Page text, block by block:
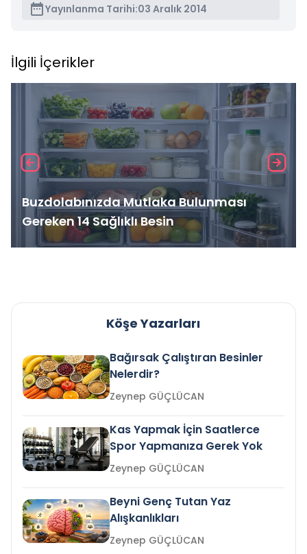
Yayınlanma Tarihi:03 Aralık 2014
İlgili İçerikler
Buzdolabınızda Mutlaka Bulunması
Gereken 14 Sağlıklı Besin
Köşe Yazarları
Bağırsak Çalıştıran Besinler
Nelerdir?
Zeynep GÜÇLÜCAN
Kas Yapmak İçin Saatlerce
Spor Yapmanıza Gerek Yok
Zeynep GÜÇLÜCAN
Beyni Genç Tutan Yaz
Alışkanlıkları
Zeynep GÜÇLÜCAN